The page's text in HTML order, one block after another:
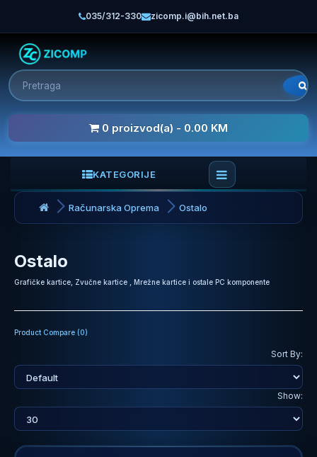
035/312-330 zicomp.i@bih.net.ba
0 proizvod(a) - 0.00 KM
KATEGORIJE
Računarska Oprema Ostalo
Ostalo
Grafičke kartice, Zvučne kartice , Mrežne kartice i ostale PC komponente
Product Compare (0)
Sort By:
Show: